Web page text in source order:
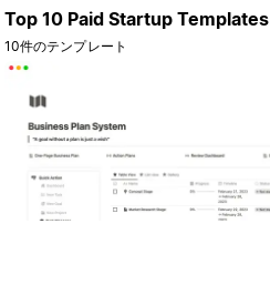
Top 10 Paid Startup Templates
10件のテンプレート